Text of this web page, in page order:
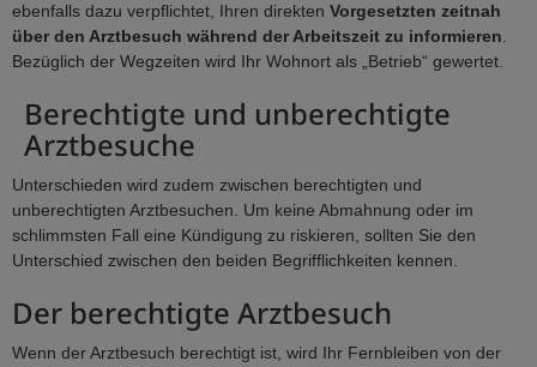
ebenfalls dazu verpflichtet, Ihren direkten Vorgesetzten zeitnah
über den Arztbesuch während der Arbeitszeit zu informieren
Bezüglich der Wegzeiten wird Ihr Wohnort als „Betrieb“ gewertet.
Berechtigte und unberechtigte
Arztbesuche
Unterschieden wird zudem zwischen berechtigten und
unberechtigten Arztbesuchen. Um keine Abmahnung oder im
schlimmsten Fall eine Kündigung zu riskieren, sollten Sie den
Unterschied zwischen den beiden Begrifflichkeiten kennen.
Der berechtigte Arztbesuch
Wenn der Arztbesuch berechtigt ist, wird Ihr Fernbleiben von der